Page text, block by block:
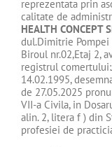
reprezentata prin
calitate de
HEALTH CONCEPT
dul.Dimitrie Pompei
Biroul nr.02,Etaj 2,
registrul
14.02.1995,
de 27.05.2025
VII-a Civila, in
alin. 2, litera f ) din
profesiei de